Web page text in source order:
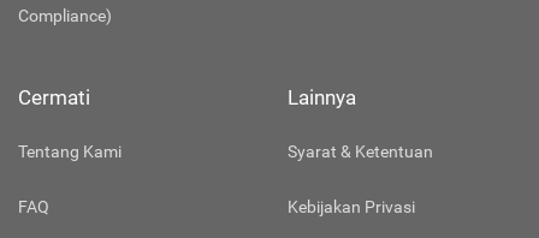
Compliance)
Cermati
Tentang Kami
FAQ
Lainnya
Syarat & Ketentuan
Kebijakan Privasi